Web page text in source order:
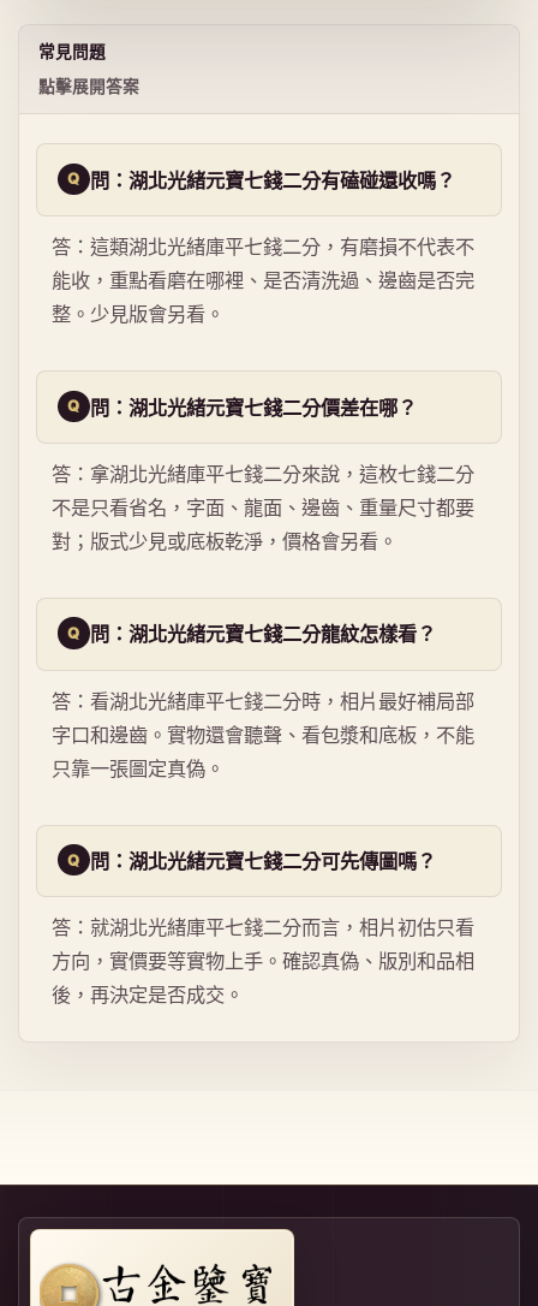
常見問題
點擊展開答案
問：湖北光緒元寶七錢二分有磕碰還收嗎？
答：這類湖北光緒庫平七錢二分，有磨損不代表不
能收，重點看磨在哪裡、是否清洗過、邊齒是否完
整。少見版會另看。
問：湖北光緒元寶七錢二分價差在哪？
答：拿湖北光緒庫平七錢二分來說，這枚七錢二分
不是只看省名，字面、龍面、邊齒、重量尺寸都要
對；版式少見或底板乾淨，價格會另看。
問：湖北光緒元寶七錢二分龍紋怎樣看？
答：看湖北光緒庫平七錢二分時，相片最好補局部
字口和邊齒。實物還會聽聲、看包漿和底板，不能
只靠一張圖定真偽。
問：湖北光緒元寶七錢二分可先傳圖嗎？
答：就湖北光緒庫平七錢二分而言，相片初估只看
方向，實價要等實物上手。確認真偽、版別和品相
後，再決定是否成交。